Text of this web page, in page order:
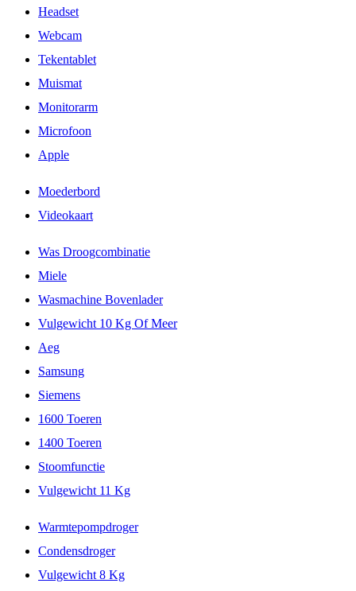
Headset
Webcam
Tekentablet
Muismat
Monitorarm
Microfoon
Apple
Moederbord
Videokaart
Was Droogcombinatie
Miele
Wasmachine Bovenlader
Vulgewicht 10 Kg Of Meer
Aeg
Samsung
Siemens
1600 Toeren
1400 Toeren
Stoomfunctie
Vulgewicht 11 Kg
Warmtepompdroger
Condensdroger
Vulgewicht 8 Kg